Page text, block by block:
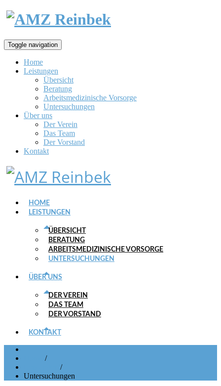
Toggle navigation
Home
Leistungen
Übersicht
Beratung
Arbeitsmedizinische Vorsorge
Untersuchungen
Über uns
Der Verein
Das Team
Der Vorstand
Kontakt
HOME
LEISTUNGEN
ÜBERSICHT
BERATUNG
ARBEITSMEDIZINISCHE VORSORGE
UNTERSUCHUNGEN
ÜBER UNS
DER VEREIN
DAS TEAM
DER VORSTAND
KONTAKT
/
/
Untersuchungen